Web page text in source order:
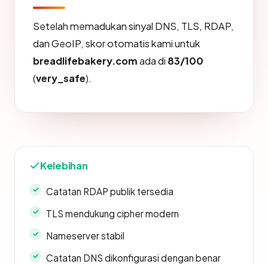
Setelah memadukan sinyal DNS, TLS, RDAP,
dan GeoIP, skor otomatis kami untuk
breadlifebakery.comada di 83/100
(very_safe).
Kelebihan
Catatan RDAP publik tersedia
TLS mendukung cipher modern
Nameserver stabil
Catatan DNS dikonfigurasi dengan benar